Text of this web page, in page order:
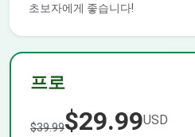
초보자에게 좋습니다!
프로
$39.99$29.99USD